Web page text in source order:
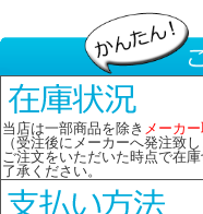
当店は一部商品を除き メーカ
（受注後にメーカーへ発注致し
ご注文をいただいた時点で在
了承ください。